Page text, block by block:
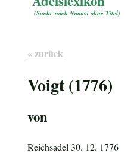
(Suche nach Namen ohne Titel)
« zurück
Voigt (1776)
von
Reichsadel 30. 12. 1776